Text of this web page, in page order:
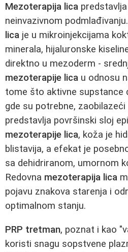
Mezoterapija lica
neinvazivnom
lica je u mikroinjekcijama
minerala, hijaluronske
direktno u mezoderm -
mezoterapije lica u odnosu
tome što aktivne supstance
gde su potrebne,
predstavlja površinski sloj
mezoterapije lica, koža je
blistavija, a efekat je
sa dehidriranom, umornom
Redovna mezoterapija lica
pojavu znakova starenja i
optimalnom stanju.
PRP tretman, poznat i kao
koristi snagu sopstvene